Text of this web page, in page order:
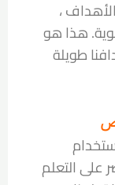
،
هذا هو
طويلة
على التعلم